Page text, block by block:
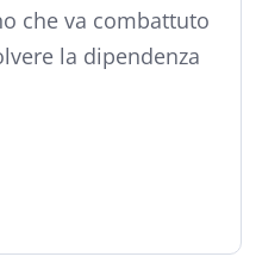
che va combattuto
la dipendenza